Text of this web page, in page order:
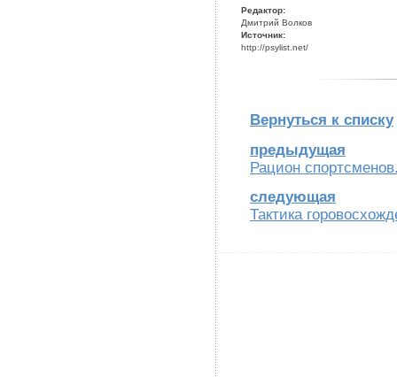
Редактор:
Дмитрий Волков
Источник:
http://psylist.net/
Вернуться к списку
предыдущая
Рацион
следующая
Тактика